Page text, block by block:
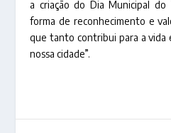
a criação do Dia Municipal do
forma de reconhecimento e
que tanto contribui para a vida
nossa cidade”.